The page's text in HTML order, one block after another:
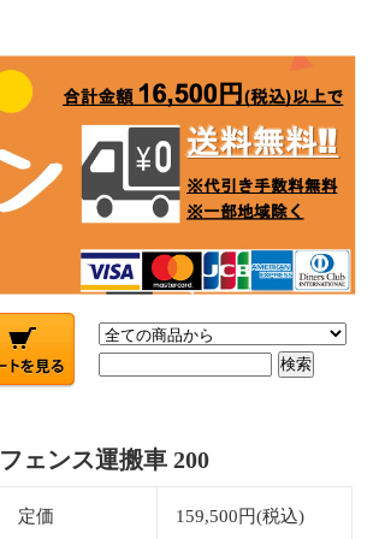
フェンス運搬車 200
定価 159,500円(税込)